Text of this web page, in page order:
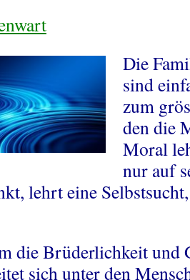
Die
sind
zum
den die
Moral
nur auf
lehrt eine
die Brüderlichkeit und
sich unter den